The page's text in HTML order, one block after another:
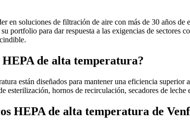
en soluciones de filtración de aire con más de 30 años de
portfolio para dar respuesta a las exigencias de sectores
de alta temperatura?
están diseñados para mantener una eficiencia
esterilización, hornos de recirculación, secadores de
HEPA de alta temperatura de